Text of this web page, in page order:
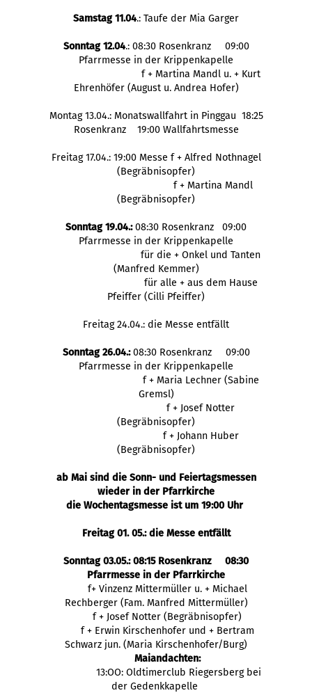
Samstag 11.04.: Taufe der Mia Garger
Sonntag 12.04.: 08:30 Rosenkranz 09:00
Pfarrmesse in der Krippenkapelle
f + Martina Mandl u. + Kurt
Ehrenhöfer (August u. Andrea Hofer)
Montag 13.04.: Monatswallfahrt in Pinggau 18:25
Rosenkranz 19:00 Wallfahrtsmesse
Freitag 17.04.: 19:00 Messe f + Alfred Nothnagel
(Begräbnisopfer)
f + Martina Mandl
(Begräbnisopfer)
Sonntag 19.04.:08:30 Rosenkranz 09:00
Pfarrmesse in der Krippenkapelle
für die + Onkel und Tanten
(Manfred Kemmer)
für alle + aus dem Hause
Pfeiffer (Cilli Pfeiffer)
Freitag 24.04.: die Messe entfällt
Sonntag 26.04.:08:30 Rosenkranz 09:00
Pfarrmesse in der Krippenkapelle
f + Maria Lechner (Sabine
Gremsl)
f + Josef Notter
(Begräbnisopfer)
f + Johann Huber
(Begräbnisopfer)
ab Mai sind die Sonn- und Feiertagsmessen
wieder in der Pfarrkirche
die Wochentagsmesse ist um 19:00 Uhr
Freitag 01. 05.: die Messe entfällt
Sonntag 03.05.: 08:15 Rosenkranz 08:30
Pfarrmesse in der Pfarrkirche
f+ Vinzenz Mittermüller u. + Michael
Rechberger (Fam. Manfred Mittermüller)
f + Josef Notter (Begräbnisopfer)
f + Erwin Kirschenhofer und + Bertram
Schwarz jun. (Maria Kirschenhofer/Burg)
Maiandachten:
13:OO: Oldtimerclub Riegersberg bei
der Gedenkkapelle